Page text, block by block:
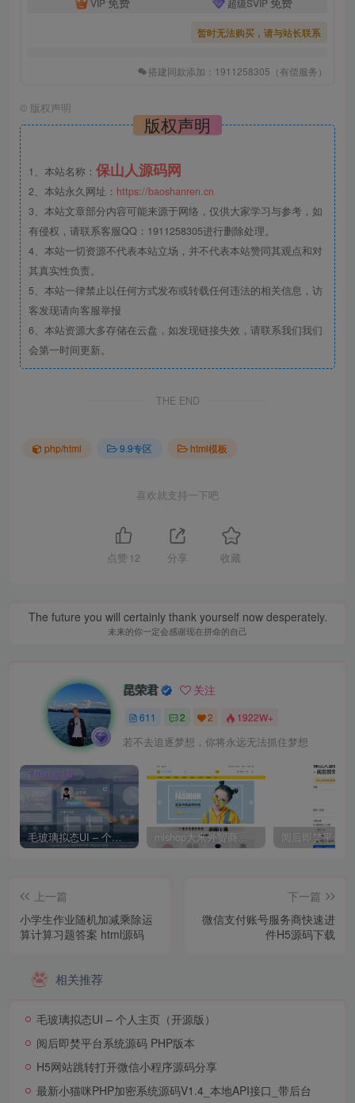
VIP 超级SVIP
暂时无法购买，请与站长联系
搭建同款添加：1911258305（有偿服务）
© 版权声明
版权声明
1、本站名称： 保山人源码网
2、本站永久网址： https://baoshanren.cn
3、本站文章部分内容可能来源于网络，仅供大家学习与参考，如
有侵权，请联系客服QQ：1911258305进行删除处理。
4、本站一切资源不代表本站立场，并不代表本站赞同其观点和对
其真实性负责。
5、本站一律禁止以任何方式发布或转载任何违法的相关信息，访
客发现请向客服举报
6、本站资源大多存储在云盘，如发现链接失效，请联系我们我们
会第一时间更新。
THE END
php/html 9.9专区 html模板
喜欢就支持一下吧
点赞 12 分享 收藏
The future you will certainly thank yourself now desperately.
未来的你一定会感谢现在拼命的自己
昆荣君 关注
611 2 2 1922W+
若不去追逐梦想，你将永远无法抓住梦想
毛玻璃拟态UI – 个人主页（开源版） mishop大米外贸商城系统133种语言版本
上一篇
小学生作业随机加减乘除运
算计算习题答案 html源码
下一篇
微信支付账号服务商快速进
件H5源码下载
相关推荐
毛玻璃拟态UI – 个人主页（开源版）
阅后即焚平台系统源码 PHP版本
H5网站跳转打开微信小程序源码分享
最新小猫咪PHP加密系统源码V1.4_本地API接口_带后台